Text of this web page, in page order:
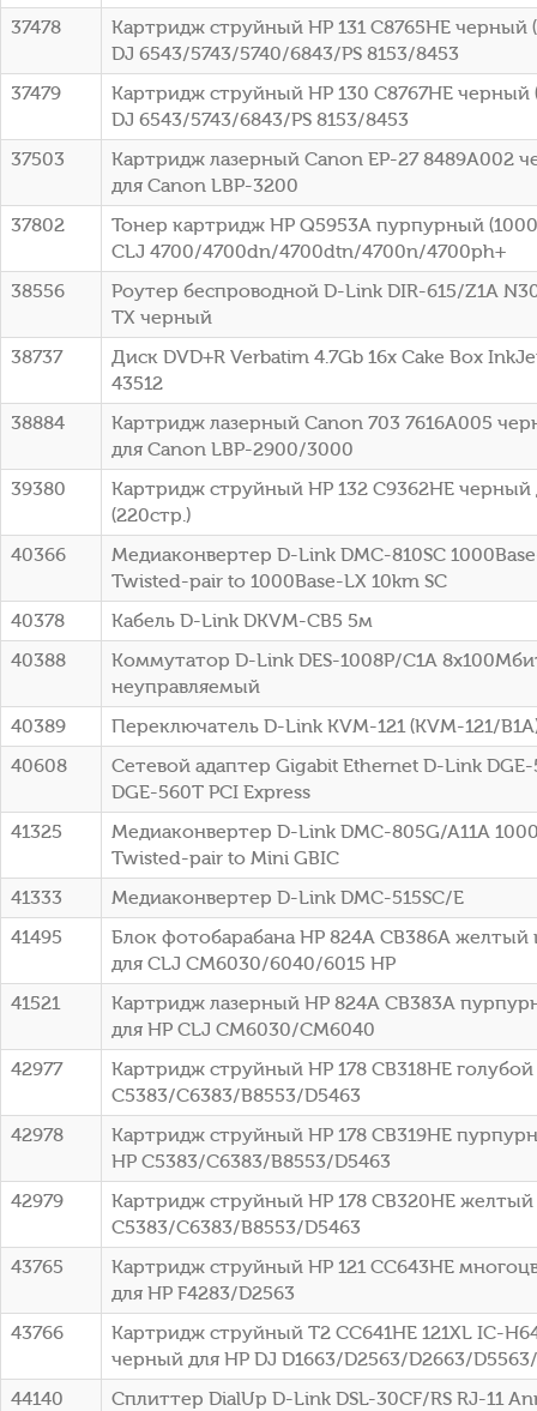
37478
Картридж струйный HP 131 C8765HE черный
DJ 6543/5743/5740/6843/PS 8153/8453
37479
Картридж струйный HP 130 C8767HE черный
DJ 6543/5743/6843/PS 8153/8453
37503
Картридж лазерный Canon EP-27 8489A002
для Canon LBP-3200
37802
Тонер картридж HP Q5953A пурпурный
CLJ 4700/4700dn/4700dtn/4700n/4700ph+
38556
Роутер беспроводной D-Link DIR-615/Z1A
TX черный
38737
Диск DVD+R Verbatim 4.7Gb 16x Cake Box
43512
38884
Картридж лазерный Canon 703 7616A005
для Canon LBP-2900/3000
39380
Картридж струйный HP 132 C9362HE черный
(220стр.)
40366
Медиаконвертер D-Link DMC-810SC
Twisted-pair to 1000Base-LX 10km SC
40378
Кабель D-Link DKVM-CB5 5м
40388
Коммутатор D-Link DES-1008P/C1A
неуправляемый
40389
Переключатель D-Link KVM-121 (KVM-121/
40608
Сетевой адаптер Gigabit Ethernet D-Link DGE-
DGE-560T PCI Express
41325
Медиаконвертер D-Link DMC-805G/A11A
Twisted-pair to Mini GBIC
41333
Медиаконвертер D-Link DMC-515SC/E
41495
Блок фотобарабана HP 824A CB386A желтый
для CLJ CM6030/6040/6015 HP
41521
Картридж лазерный HP 824A CB383A
для HP CLJ CM6030/CM6040
42977
Картридж струйный HP 178 CB318HE голубой
C5383/C6383/B8553/D5463
42978
Картридж струйный HP 178 CB319HE
HP C5383/C6383/B8553/D5463
42979
Картридж струйный HP 178 CB320HE желтый
C5383/C6383/B8553/D5463
43765
Картридж струйный HP 121 CC643HE
для HP F4283/D2563
43766
Картридж струйный T2 CC641HE 121XL IC-
черный для HP DJ D1663/D2563/D2663/
44140
Сплиттер DialUp D-Link DSL-30CF/RS RJ-11